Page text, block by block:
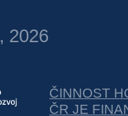
, 2026
ČINNOST
ČR JE